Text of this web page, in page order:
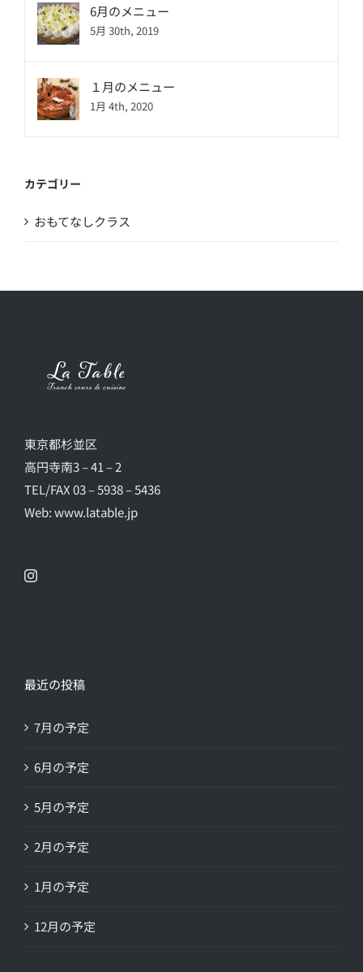
6月のメニュー
5月 30th, 2019
１月のメニュー
1月 4th, 2020
カテゴリー
おもてなしクラス
東京都杉並区
高円寺南3 – 41 – 2
TEL/FAX 03 – 5938 – 5436
Web: www.latable.jp
最近の投稿
7月の予定
6月の予定
5月の予定
2月の予定
1月の予定
12月の予定